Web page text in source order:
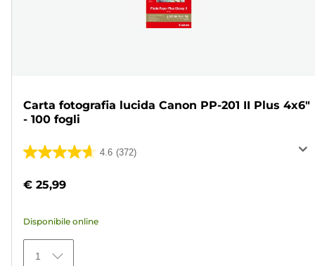
Carta fotografia lucida Canon PP-201 II Plus 4x6"
- 100 fogli
4.6 (372)
4.6
5
372
recensioni
€ 25,99
Disponibile online
1